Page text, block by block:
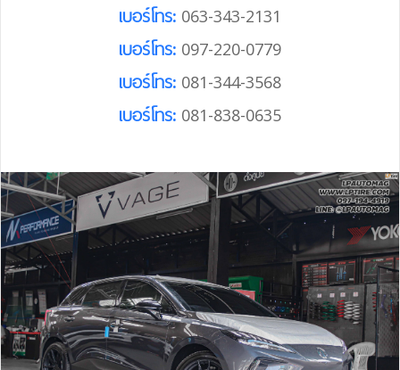
เบอร์โทร: 063-343-2131
เบอร์โทร: 097-220-0779
เบอร์โทร: 081-344-3568
เบอร์โทร: 081-838-0635